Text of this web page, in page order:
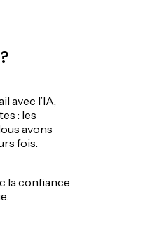
avec l’IA,
: les
avons
fois.
la confiance